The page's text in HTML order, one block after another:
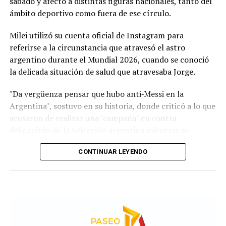
Remuneración por ocupación
El relevamiento aporta información sobre lossalarios
de referenciaen cada país para distintos roles
laborales:
Operario industrial:
1.500.000 pesos argentinos;
27.000 pesos uruguayos; y 600.000 pesos
chilenos.
argentinos; 35.000 pesos uruguayos; y 590.300
pesos chilenos.
Programador Junior:1.800.000 pesos
Al respecto, el informe aclara que estos valores son de
ámbito deportivo como fuera de ese círculo.
Milei utilizó su cuenta oficial de Instagram para
referirse a la circunstancia que atravesó el astro
argentino durante el Mundial 2026, cuando se conoció
la delicada situación de salud que atravesaba Jorge.
"Da vergüenza pensar que hubo anti‑Messi en la
Argentina", sostuvo en su historia, donde criticó a lo que
acusaron de realizar una "campaña" en contra
disputaba la máxima competición del fútbol.
CONTINUAR LEYENDO